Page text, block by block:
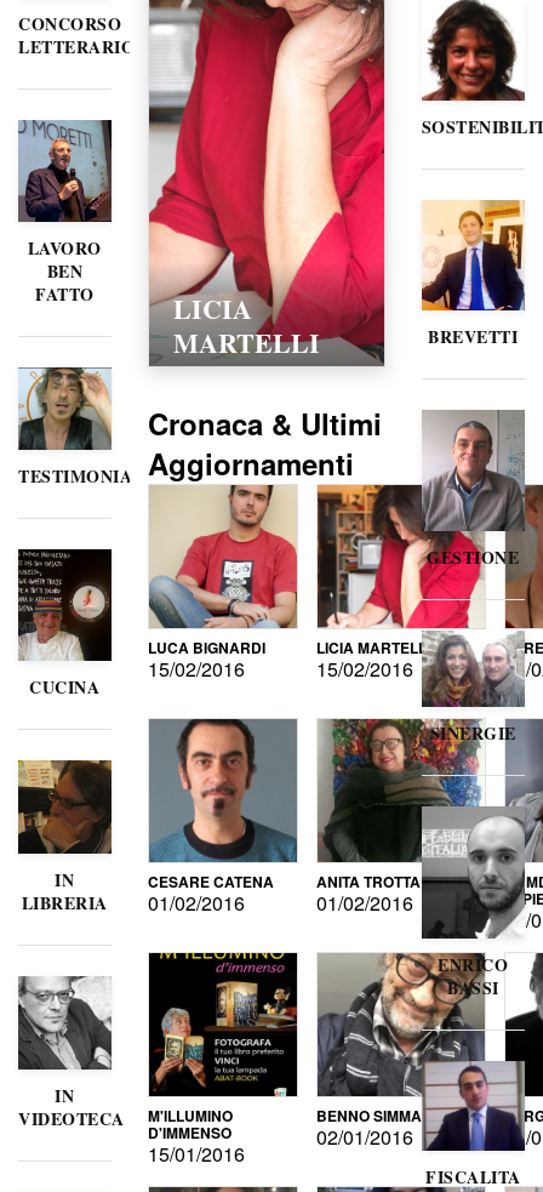
CONCORSO
LETTERARIO
LAVORO
BEN
FATTO
TESTIMONIANZE
CUCINA
IN
LIBRERIA
IN
VIDEOTECA
LICIA
MARTELLI
Cronaca & Ultimi
Aggiornamenti
LUCA BIGNARDI
15/02/2016
LICIA MARTELLI
15/02/2016 15/
CESARE CATENA
01/02/2016
ANITA TROTTA
01/02/2016 DI
15/
M'ILLUMINO
D'IMMENSO
15/01/2016
BENNO SIMMA
02/01/2016
BREVETTI
GESTIONE
SINERGIE
ENRICO
BASSI
FISCALITA